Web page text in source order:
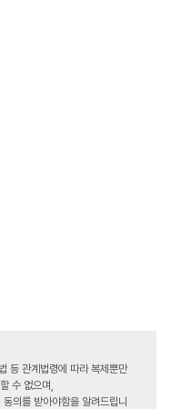
등 관계법령에 따라 복제뿐만
수 없으며,
의를 받아야함을 알려드립니